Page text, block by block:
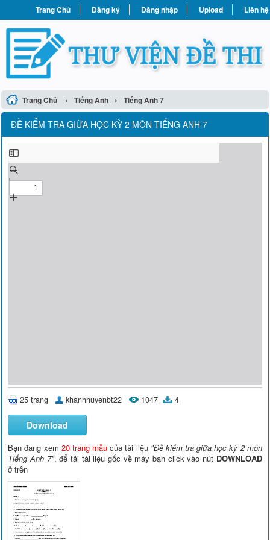
Trang Chủ Đăng ký Đăng nhập Upload Liên hệ
Trang Chủ › Tiếng Anh › Tiếng Anh 7
ĐỀ KIỂM TRA GIỮA HỌC KỲ 2 MÔN TIẾNG ANH 7
25 trang khanhhuyenbt22 1047 4
Download
Bạn đang xem 20 trang mẫu của tài liệu "Đề kiểm tra giữa học kỳ 2 môn
Tiếng Anh 7", để tải tài liệu gốc về máy bạn click vào nút DOWNLOAD
ở trên